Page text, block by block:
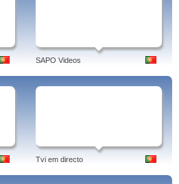
SAPO Videos
Tvi em directo